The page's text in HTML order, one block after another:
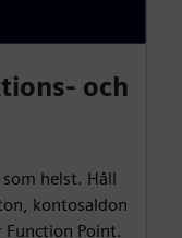
och
helst. Håll
kontosaldon
Point.